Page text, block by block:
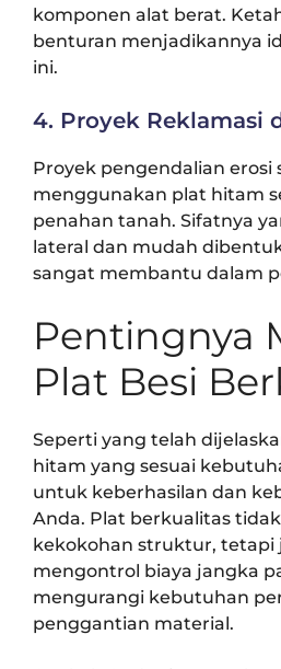
komponen alat berat.
benturan menjadikannya
ini.
4. Proyek Reklamasi
Proyek pengendalian erosi
menggunakan plat hitam
penahan tanah. Sifatnya
lateral dan mudah
sangat membantu dalam
Pentingnya
Plat Besi
Seperti yang telah
hitam yang sesuai
untuk keberhasilan dan
Anda. Plat berkualitas
kekokohan struktur,
mengontrol biaya jangka
mengurangi kebutuhan
penggantian material.